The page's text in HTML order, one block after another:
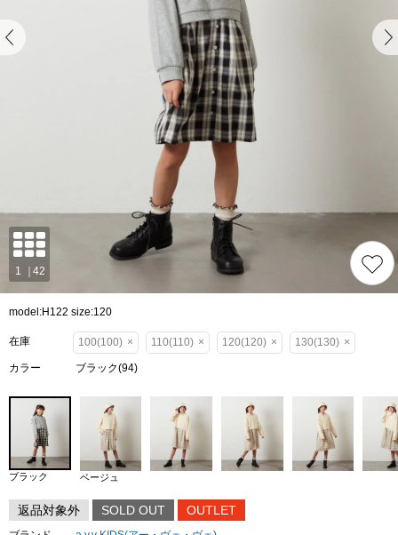
model:H122 size:120
在庫 100(100) × 110(110) × 120(120) × 130(130) ×
カラー ブラック(94)
ブラック ベージュ
返品対象外 SOLD OUT OUTLET